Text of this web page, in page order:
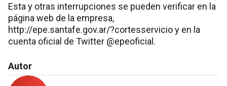
Esta y otras interrupciones se pueden verificar en la
página web de la empresa,
http://epe.santafe.gov.ar/?cortesservicio y en la
cuenta oficial de Twitter @epeoficial.
Autor